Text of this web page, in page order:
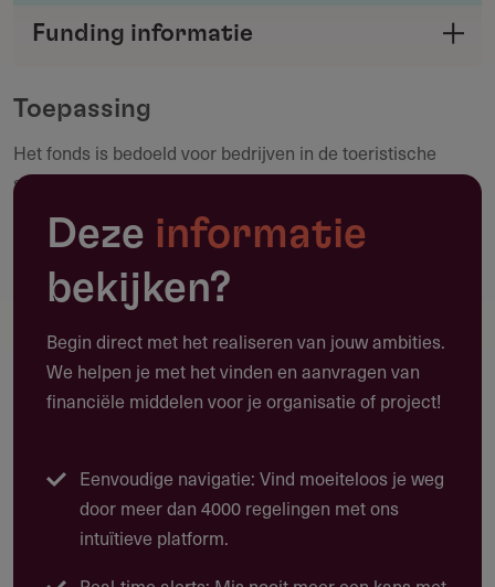
Toepassing
Het fonds is bedoeld voor bedrijven in de toeristische
sector van Zeeland die willen bijdragen aan innovatie en
verduurzaming van hun activiteiten. Dit kunnen onder
andere plannen zijn voor energietransitie, circulair
bouwen, of natuur- en landschapsontwikkeling. Het fonds
helpt ondernemers bij het realiseren van projecten die
moeilijk te financieren zijn via traditionele kanalen, met
speciale aandacht voor toekomstgerichte plannen die de
kwaliteit en duurzaamheid van toeristische
Mogelijke projecten
Enkele mogelijke projecten die in aanmerking komen voor
verstrekker met de Fondswervingonline
Maak een notitie
Funding informatie
Deze informatie
bekijken?
Begin direct met het realiseren van jouw ambities.
We helpen je met het vinden en aanvragen van
financiële middelen voor je organisatie of project!
Eenvoudige navigatie: Vind moeiteloos je weg
door meer dan 4000 regelingen met ons
intuïtieve platform.